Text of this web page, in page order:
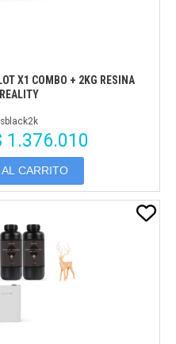
X1 COMBO + 2KG RESINA
1.376.010
CARRITO